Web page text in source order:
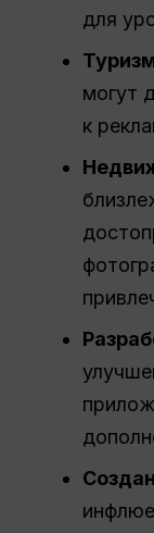
для
могут
к